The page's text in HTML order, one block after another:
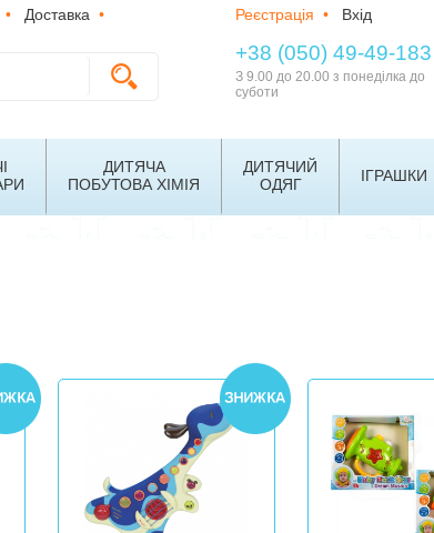
• Доставка • Реєстрація • Вхід
+38 (050) 49-49-183
З 9.00 до 20.00 з понеділка до
суботи
ДИТЯЧА
ПОБУТОВА ХІМІЯ
ДИТЯЧИЙ
ОДЯГ
ІГРАШКИ